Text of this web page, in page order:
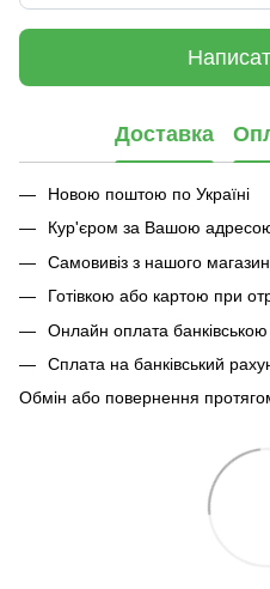
Доставка
Новою поштою по Україні
Кур'єром за Вашою
Самовивіз з нашого
Готівкою або картою при
Онлайн оплата
Сплата на банківський
Обмін або повернення